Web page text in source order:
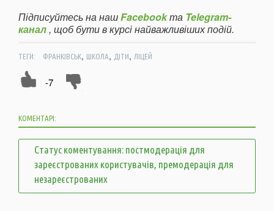
Підписуйтесь на нашFacebookта Telegram-
канал, щоб бути в курсі найважливіших подій.
ТЕГИ: ФРАНКІВСЬК, ШКОЛА, ДІТИ, ЛІЦЕЙ
-7
КОМЕНТАРІ:
Статус коментування: постмодерація для
зареєстрованих користувачів, премодерація для
незареєстрованих